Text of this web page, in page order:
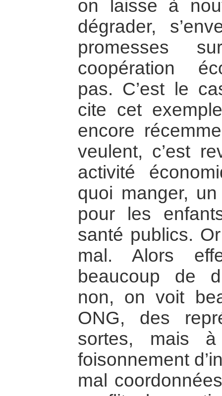
on laisse à
dégrader,
promesses
coopération
pas. C’est le
cite cet
encore
veulent, c’est
activité
quoi manger,
pour les
santé publics.
mal. Alors
beaucoup de
non, on voit
ONG, des
sortes, mais
foisonnement
mal